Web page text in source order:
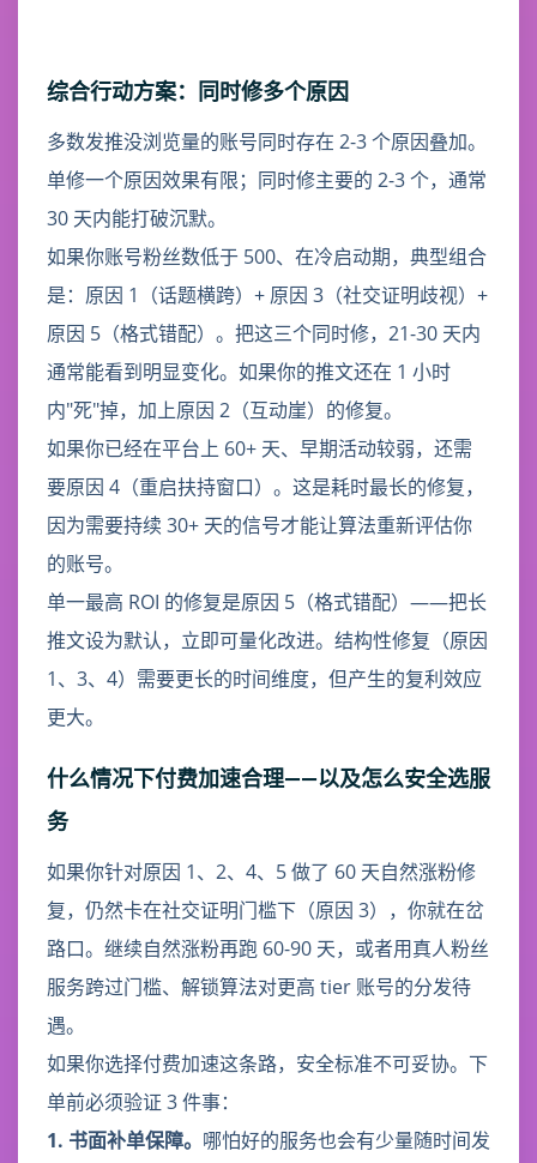
综合行动方案：同时修多个原因
多数发推没浏览量的账号同时存在 2-3 个原因叠加。
单修一个原因效果有限；同时修主要的 2-3 个，通常
30 天内能打破沉默。
如果你账号粉丝数低于 500、在冷启动期，典型组合
是：原因 1（话题横跨）+ 原因 3（社交证明歧视）+
原因 5（格式错配）。把这三个同时修，21-30 天内
通常能看到明显变化。如果你的推文还在 1 小时
内"死"掉，加上原因 2（互动崖）的修复。
如果你已经在平台上 60+ 天、早期活动较弱，还需
要原因 4（重启扶持窗口）。这是耗时最长的修复，
因为需要持续 30+ 天的信号才能让算法重新评估你
的账号。
单一最高 ROI 的修复是原因 5（格式错配）——把长
推文设为默认，立即可量化改进。结构性修复（原因
1、3、4）需要更长的时间维度，但产生的复利效应
更大。
什么情况下付费加速合理——以及怎么安全选服
务
如果你针对原因 1、2、4、5 做了 60 天自然涨粉修
复，仍然卡在社交证明门槛下（原因 3），你就在岔
路口。继续自然涨粉再跑 60-90 天，或者用真人粉丝
服务跨过门槛、解锁算法对更高 tier 账号的分发待
遇。
如果你选择付费加速这条路，安全标准不可妥协。下
单前必须验证 3 件事：
1. 书面补单保障。 哪怕好的服务也会有少量随时间发